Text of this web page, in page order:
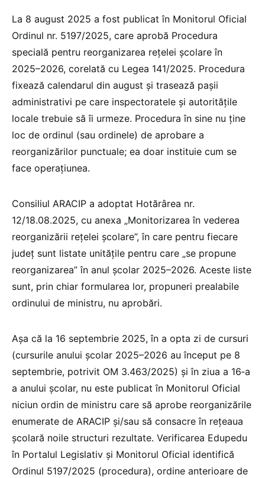
La 8 august 2025 a fost publicat în Monitorul Oficial
Ordinul nr. 5197/2025, care aprobă Procedura
specială pentru reorganizarea rețelei școlare în
2025–2026, corelată cu Legea 141/2025. Procedura
fixează calendarul din august și trasează pașii
administrativi pe care inspectoratele și autoritățile
locale trebuie să îi urmeze. Procedura în sine nu ține
loc de ordinul (sau ordinele) de aprobare a
reorganizărilor punctuale; ea doar instituie cum se
face operațiunea.
Consiliul ARACIP a adoptat Hotărârea nr.
12/18.08.2025, cu anexa „Monitorizarea în vederea
reorganizării rețelei școlare”, în care pentru fiecare
județ sunt listate unitățile pentru care „se propune
reorganizarea” în anul școlar 2025–2026. Aceste liste
sunt, prin chiar formularea lor, propuneri prealabile
ordinului de ministru, nu aprobări.
Așa că la 16 septembrie 2025, în a opta zi de cursuri
(cursurile anului școlar 2025–2026 au început pe 8
septembrie, potrivit OM 3.463/2025) și în ziua a 16‑a
a anului școlar, nu este publicat în Monitorul Oficial
niciun ordin de ministru care să aprobe reorganizările
enumerate de ARACIP și/sau să consacre în rețeaua
școlară noile structuri rezultate. Verificarea Edupedu
în Portalul Legislativ și Monitorul Oficial identifică
Ordinul 5197/2025 (procedura), ordine anterioare de